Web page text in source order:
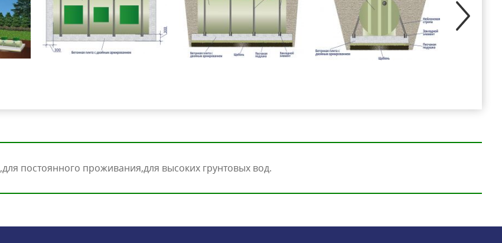
для постоянного проживания для высоких грунтовых вод